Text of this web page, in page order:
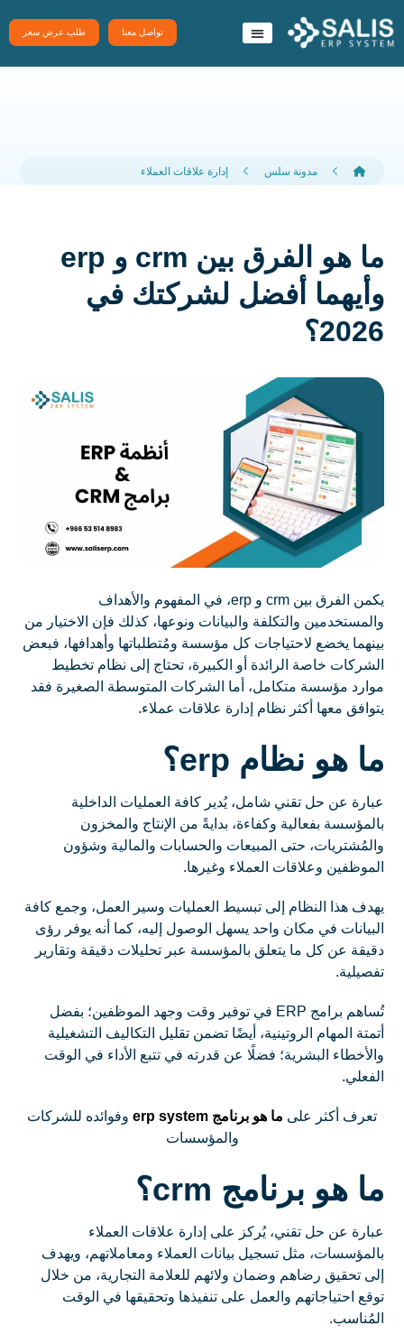
تواصل معنا طلب عرض سعر
مدونة سلس إدارة علاقات العملاء
ما هو الفرق بين crm و erp
وأيهما أفضل لشركتك في
2026؟
يكمن الفرق بين crm و erp، في المفهوم والأهداف
والمستخدمين والتكلفة والبيانات ونوعها، كذلك فإن الاختيار من
بينهما يخضع لاحتياجات كل مؤسسة ومُتطلباتها وأهدافها، فبعض
الشركات خاصة الرائدة أو الكبيرة، تحتاج إلى نظام تخطيط
موارد مؤسسة متكامل، أما الشركات المتوسطة الصغيرة فقد
يتوافق معها أكثر نظام إدارة علاقات عملاء.
ما هو نظام erp؟
عبارة عن حل تقني شامل، يُدير كافة العمليات الداخلية
بالمؤسسة بفعالية وكفاءة، بدايةً من الإنتاج والمخزون
والمُشتريات، حتى المبيعات والحسابات والمالية وشؤون
الموظفين وعلاقات العملاء وغيرها.
يهدف هذا النظام إلى تبسيط العمليات وسير العمل، وجمع كافة
البيانات في مكان واحد يسهل الوصول إليه، كما أنه يوفر رؤى
دقيقة عن كل ما يتعلق بالمؤسسة عبر تحليلات دقيقة وتقارير
تفصيلية.
تُساهم برامج ERP في توفير وقت وجهد الموظفين؛ بفضل
أتمتة المهام الروتينية، أيضًا تضمن تقليل التكاليف التشغيلية
والأخطاء البشرية؛ فضلًا عن قدرته في تتبع الأداء في الوقت
الفعلي.
تعرف أكثر على ما هو برنامج erp system
وفوائده للشركات
والمؤسسات
ما هو برنامج crm؟
عبارة عن حل تقني، يُركز على إدارة علاقات العملاء
بالمؤسسات، مثل تسجيل بيانات العملاء ومعاملاتهم، ويهدف
إلى تحقيق رضاهم وضمان ولائهم للعلامة التجارية، من خلال
توقع احتياجاتهم والعمل على تنفيذها وتحقيقها في الوقت
المُناسب.